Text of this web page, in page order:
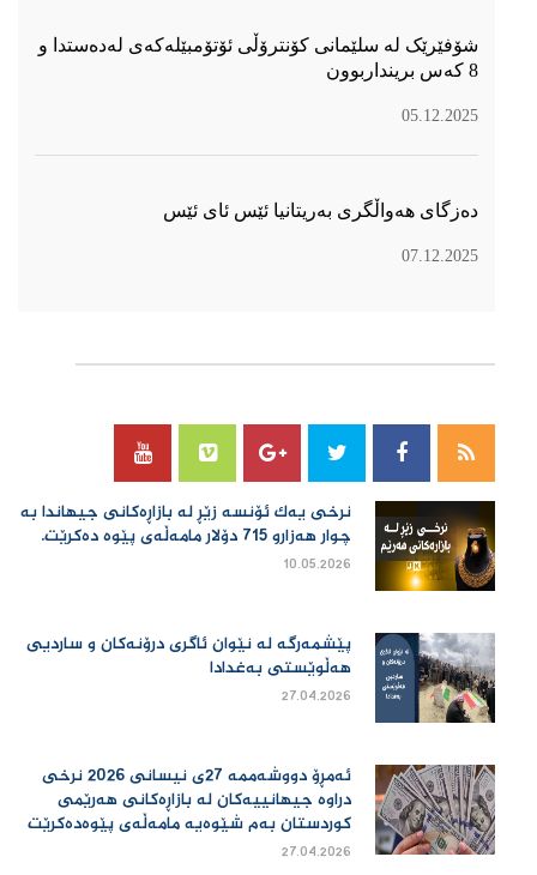
شۆفێرێک لە سلێمانی کۆنترۆڵی ئۆتۆمبێلەکەی لەدەستدا و
8 کەس برینداربوون
05.12.2025
دەزگای هەواڵگری بەریتانیا ئێس ئای ئێس
07.12.2025
نرخی یەك ئۆنسە زێڕ لە بازاڕەكانی جیهاندا بە
چوار هەزارو 715 دۆلار مامەڵەی پێوە دەكرێت.
10.05.2026
پێشمەرگە لە نێوان ئاگری درۆنەکان و ساردیی
هەڵوێستی بەغدادا
27.04.2026
ئەمڕۆ دووشەممە 27ی نیسانی 2026 نرخی
دراوە جیهانییەكان لە بازاڕەكانی هەرێمی
كوردستان بەم شێوەیە مامەڵەی پێوەدەكرێت
27.04.2026